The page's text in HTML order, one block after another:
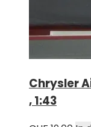
Chrysler
, 1:43